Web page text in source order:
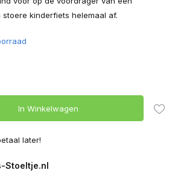
kinderfiets helemaal af.
In Winkelwagen
later!
Stoeltje.nl